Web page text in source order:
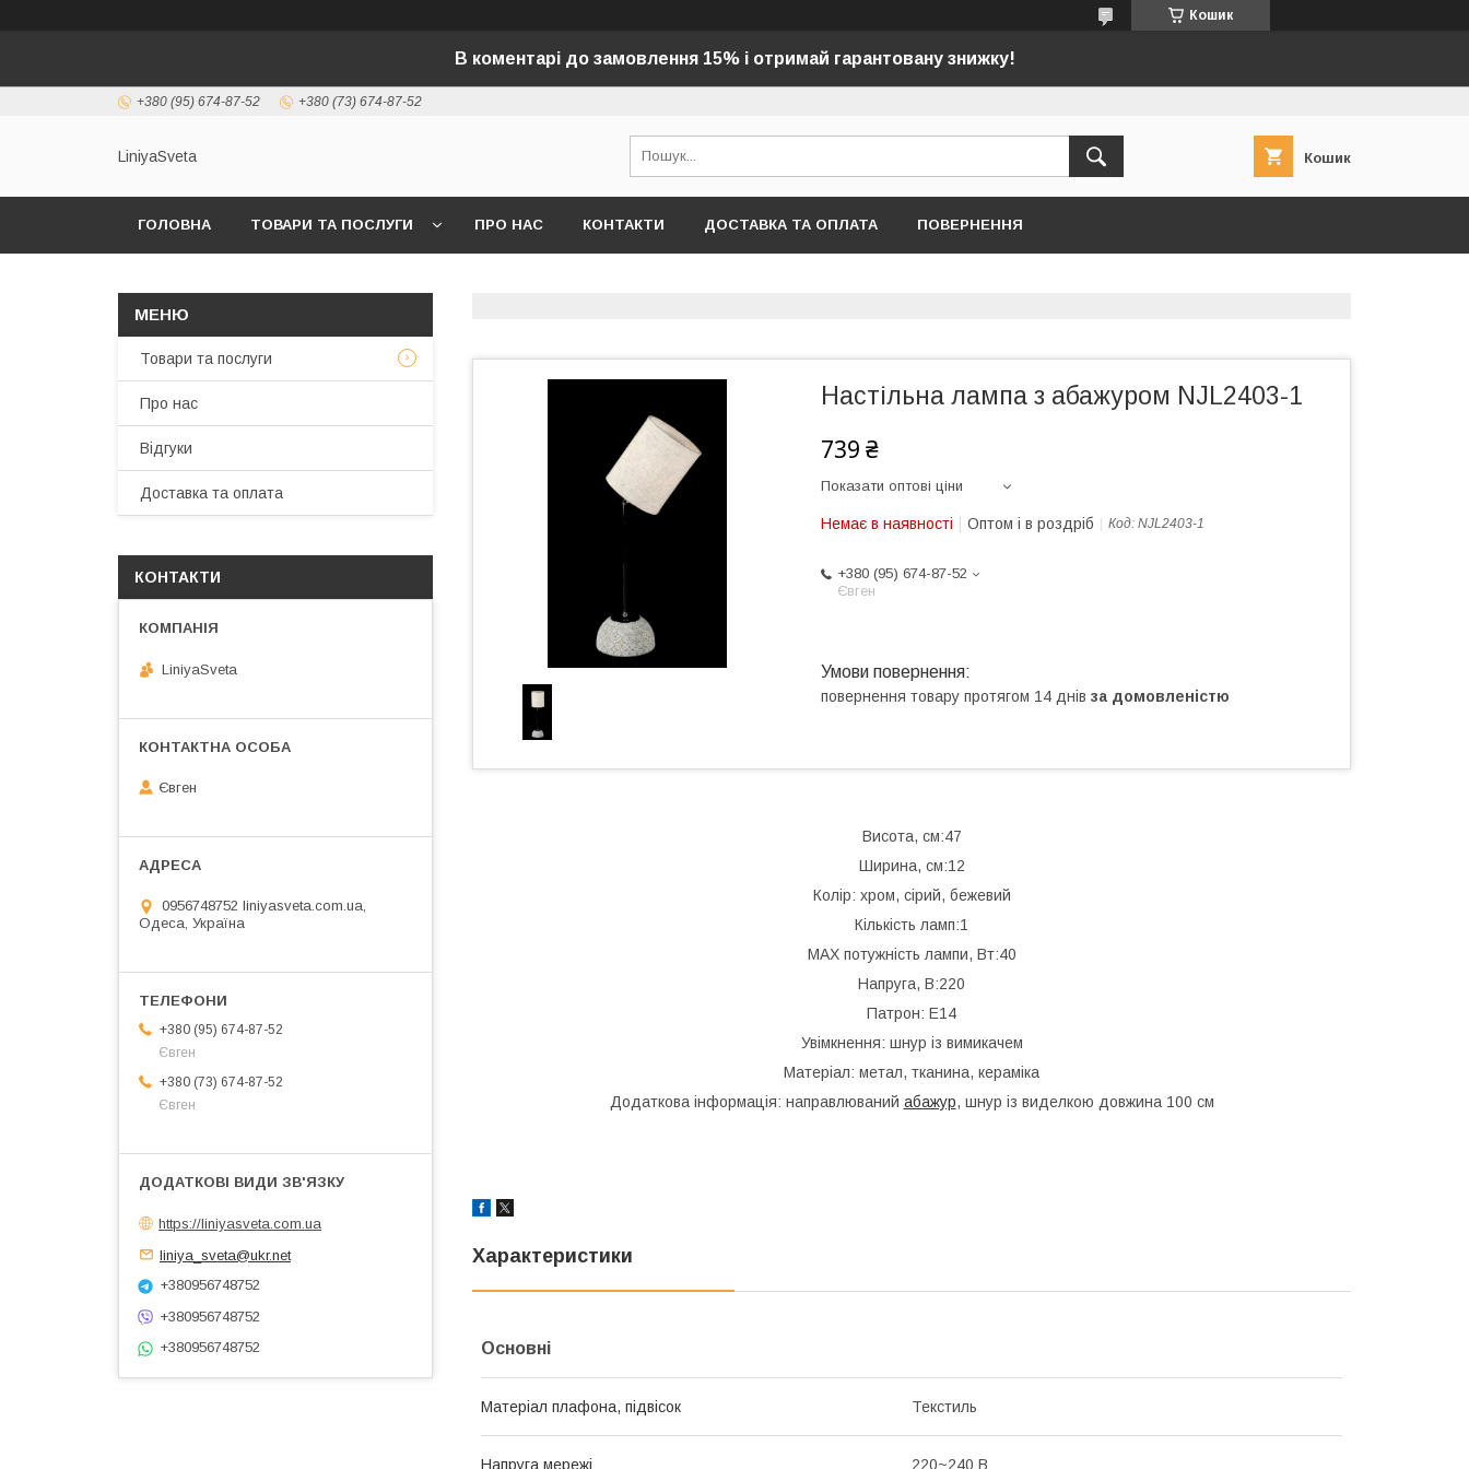
Кошик
В коментарі до замовлення 15% і отримай гарантовану знижку!
+380 (95) 674-87-52 +380 (73) 674-87-52
LiniyaSveta Кошик
ГОЛОВНА ТОВАРИ ТА ПОСЛУГИ ПРО НАС КОНТАКТИ ДОСТАВКА ТА ОПЛАТА ПОВЕРНЕННЯ
Настільна лампа з абажуром NJL2403-1
739 ₴
Показати оптові ціни
Немає в наявності Оптом і в роздріб Код: NJL2403-1
+380 (95) 674-87-52
Євген
повернення товару протягом 14 днів за домовленістю
Висота, см:47
Ширина, см:12
Колір: хром, сірий, бежевий
Кількість ламп:1
MAX потужність лампи, Вт:40
Напруга, В:220
Патрон: Е14
Увімкнення: шнур із вимикачем
Матеріал: метал, тканина, кераміка
Додаткова інформація: направлюваний абажур, шнур із виделкою довжина 100 см
Характеристики
Основні
Матеріал плафона, підвісок Текстиль
Напруга мережі 220~240 В
Товари та послуги
Про нас
Відгуки
Доставка та оплата
КОНТАКТИ
LiniyaSveta
Євген
0956748752 liniyasveta.com.ua,
Одеса, Україна
+380 (95) 674-87-52
Євген
+380 (73) 674-87-52
Євген
https://liniyasveta.com.ua
liniya_sveta@ukr.net
+380956748752
+380956748752
+380956748752